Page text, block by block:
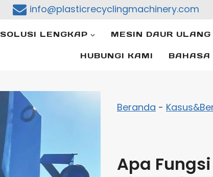
info@plasticrecyclingmachinery.com
SOLUSI LENGKAP MESIN DAUR ULANG
HUBUNGI KAMI BAHASA
Beranda -
Apa